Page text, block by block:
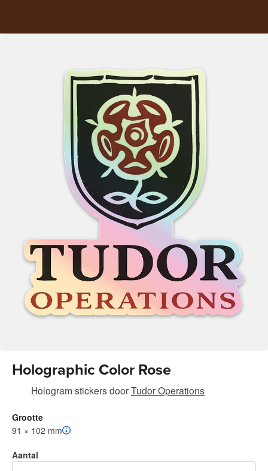
Holographic Color Rose
Hologram stickersdoorTudor Operations
Grootte
91 × 102 mm
Aantal